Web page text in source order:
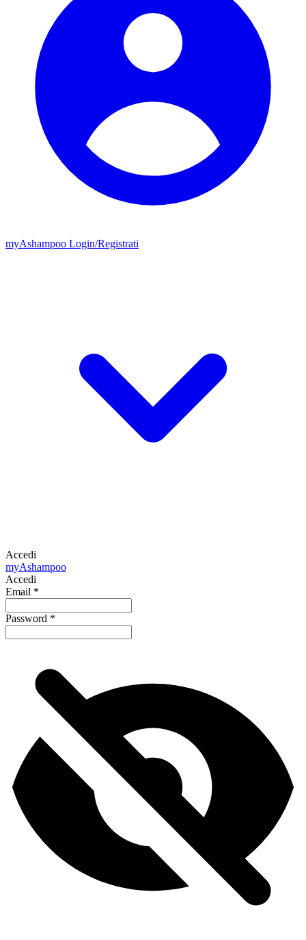
myAshampoo Login/Registrati
Accedi
myAshampoo
Accedi
Email *
Password *